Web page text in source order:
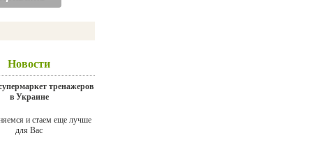
Новости
тренажеров
в Украине
и стаем еще лучше
для Вас